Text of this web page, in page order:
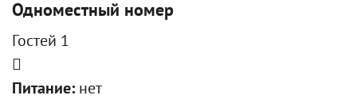
Одноместный номер
Гостей 1
Питание: нет